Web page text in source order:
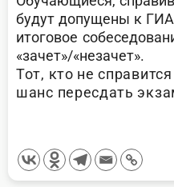
будут допущены к
итоговое
«зачет»/«незачет».
Тот, кто не
шанс пересдать